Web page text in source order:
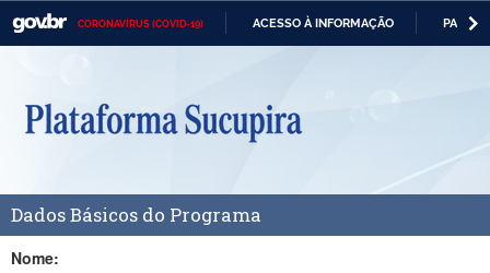
CORONAVÍRUS (COVID-19) ACESSO À INFORMAÇÃO
Casa Civil
Ministério da Defesa
Ministério da Economia
Ministério da Infraestrutura
Dados Básicos do Programa
Nome: